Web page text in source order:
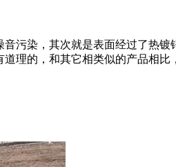
污染，其次就是表面经过了热
理的，和其它相类似的产品相